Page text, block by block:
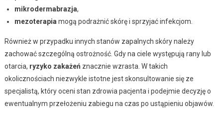
mikrodermabrazja,
mezoterapia mogą podrażnić skórę i sprzyjać infekcjom.
Również w przypadku innych stanów zapalnych skóry należy
zachować szczególną ostrożność. Gdy na ciele występują rany lub
otarcia, ryzyko zakażeń znacznie wzrasta. W takich
okolicznościach niezwykle istotne jest skonsultowanie się ze
specjalistą, który oceni stan zdrowia pacjenta i podejmie decyzję o
ewentualnym przełożeniu zabiegu na czas po ustąpieniu objawów.